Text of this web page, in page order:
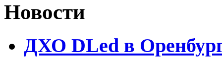
Новости
ДХО DLed в